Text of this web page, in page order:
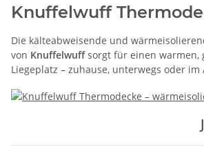
Knuffelwuff
Die kälteabweisende und
von Knuffelwuffsorgt für einen warmen,
Liegeplatz – zuhause, unterwegs oder im